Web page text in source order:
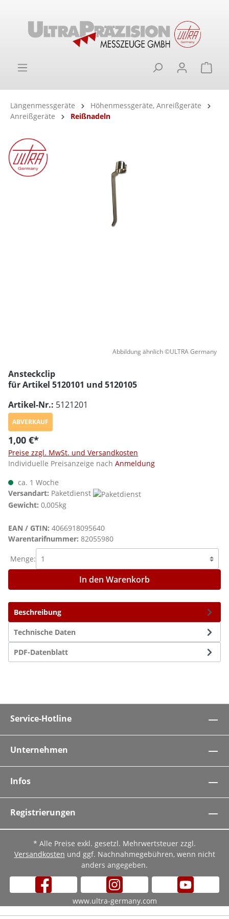
Längenmessgeräte
Höhenmessgeräte, Anreißgeräte
Anreißgeräte
Reißnadeln
Bildergalerie überspringen
Abbildung ähnlich ©ULTRA Germany
Beschreibung
Technische Daten
PDF-Datenblatt
Ansteckclip
für Artikel 5120101 und 5120105
Artikel-Nr.: 5121201
ABVERKAUF
1,00 €*
Preise zzgl. MwSt. und Versandkosten
Individuelle Preisanzeige nach Anmeldung
ca. 1 Woche
Versandart: Paketdienst
Gewicht: 0,005kg
EAN / GTIN: 4066918095640
Warentarifnummer: 82055980
Menge:
In den Warenkorb
Service-Hotline
Unternehmen
Infos
Registrierungen
* Alle Preise exkl. gesetzl. Mehrwertsteuer zzgl.
Versandkosten und ggf. Nachnahmegebühren, wenn nicht
anders angegeben.
www.ultra-germany.com